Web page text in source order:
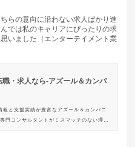
らの意向に沿わない求人ばかり進
では私のキャリアにぴったりの求
いました（エンターテイメント業
・求人なら-アズール＆カンパ
と支援実績が豊富なアズール＆カンパニ
門コンサルタントがミスマッチのない理想